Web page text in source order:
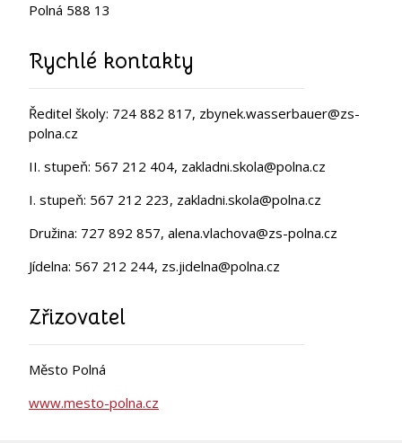
Polná 588 13
Rychlé kontakty
Ředitel školy: 724 882 817, zbynek.wasserbauer@zs-
polna.cz
II. stupeň: 567 212 404, zakladni.skola@polna.cz
I. stupeň: 567 212 223, zakladni.skola@polna.cz
Družina: 727 892 857, alena.vlachova@zs-polna.cz
Jídelna: 567 212 244, zs.jidelna@polna.cz
Zřizovatel
Město Polná
www.mesto-polna.cz